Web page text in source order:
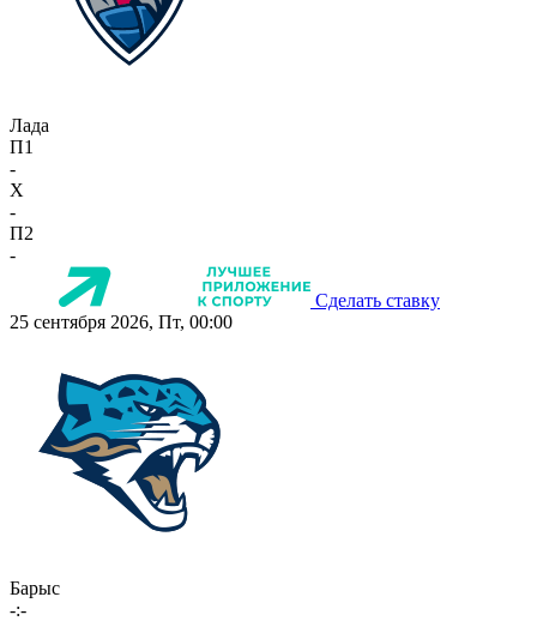
Лада
П1
-
X
-
П2
-
Сделать ставку
25 сентября 2026, Пт, 00:00
Барыс
-:-